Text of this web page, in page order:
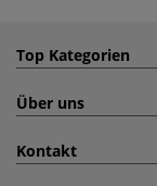
Top Kategorien
Über uns
Kontakt